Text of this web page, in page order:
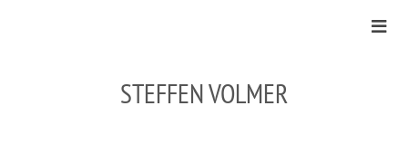
STEFFEN VOLMER